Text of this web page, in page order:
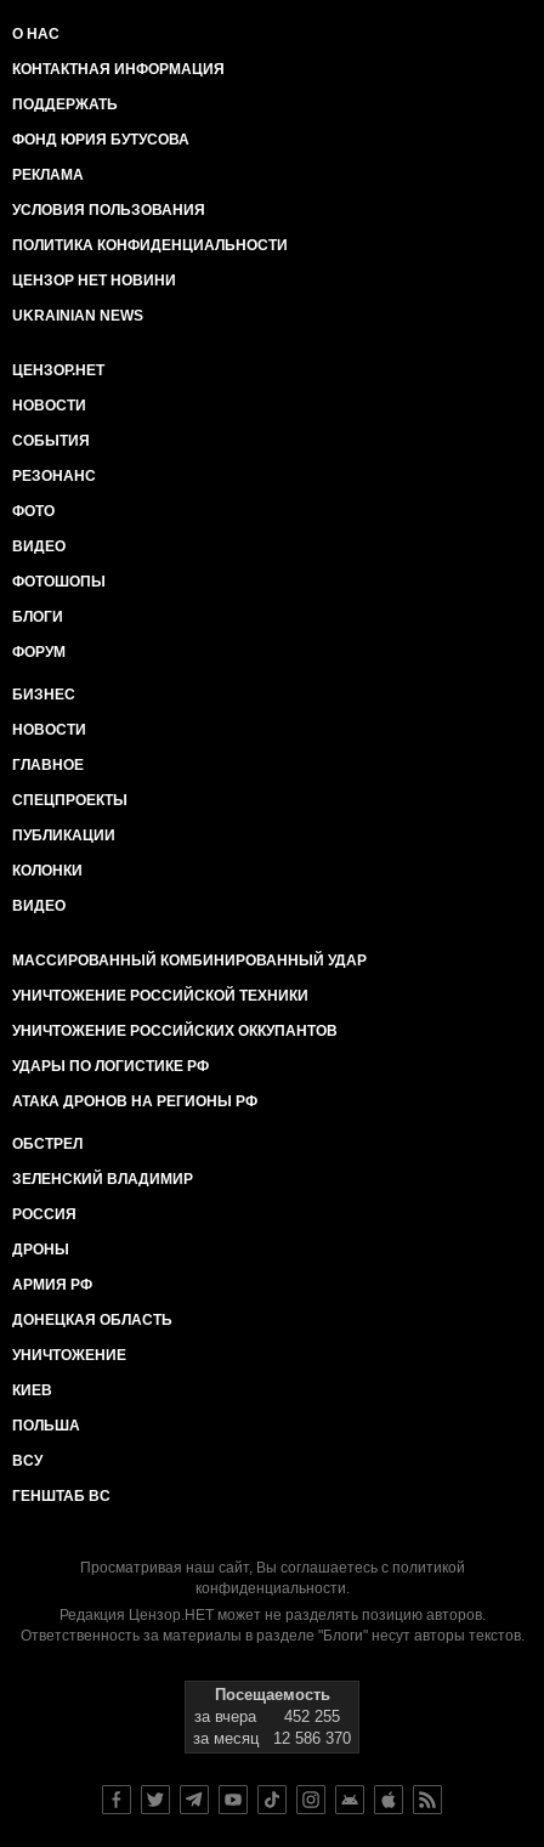
О НАС
КОНТАКТНАЯ ИНФОРМАЦИЯ
ПОДДЕРЖАТЬ
ФОНД ЮРИЯ БУТУСОВА
РЕКЛАМА
УСЛОВИЯ ПОЛЬЗОВАНИЯ
ПОЛИТИКА КОНФИДЕНЦИАЛЬНОСТИ
ЦЕНЗОР НЕТ НОВИНИ
UKRAINIAN NEWS
ЦЕНЗОР.НЕТ
НОВОСТИ
СОБЫТИЯ
РЕЗОНАНС
ФОТО
ВИДЕО
ФОТОШОПЫ
БЛОГИ
ФОРУМ
БИЗНЕС
НОВОСТИ
ГЛАВНОЕ
СПЕЦПРОЕКТЫ
ПУБЛИКАЦИИ
КОЛОНКИ
ВИДЕО
МАССИРОВАННЫЙ КОМБИНИРОВАННЫЙ УДАР
УНИЧТОЖЕНИЕ РОССИЙСКОЙ ТЕХНИКИ
УНИЧТОЖЕНИЕ РОССИЙСКИХ ОККУПАНТОВ
УДАРЫ ПО ЛОГИСТИКЕ РФ
АТАКА ДРОНОВ НА РЕГИОНЫ РФ
ОБСТРЕЛ
ЗЕЛЕНСКИЙ ВЛАДИМИР
РОССИЯ
ДРОНЫ
АРМИЯ РФ
ДОНЕЦКАЯ ОБЛАСТЬ
УНИЧТОЖЕНИЕ
КИЕВ
ПОЛЬША
ВСУ
ГЕНШТАБ ВС
Просматривая наш сайт, Вы соглашаетесь с политикой
конфиденциальности.
Редакция Цензор.НЕТ может не разделять позицию авторов.
Ответственность за материалы в разделе "Блоги" несут авторы текстов.
Посещаемость
за вчера
452 255
за месяц
12 586 370